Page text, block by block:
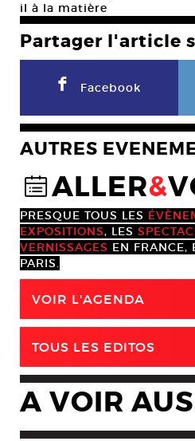
il à la matière
Partager l'article
F Facebook
AUTRES
@ALLER&
PRESQUE TOUS LES
EXPOSITIONS, LES
VERNISSAGES EN FRANCE,
PARIS.
VOIR L'AGENDA
TOUS LES EDITOS
A VOIR